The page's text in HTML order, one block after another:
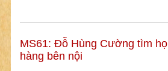
MS61: Đỗ Hùng Cường tìm họ
hàng bên nội